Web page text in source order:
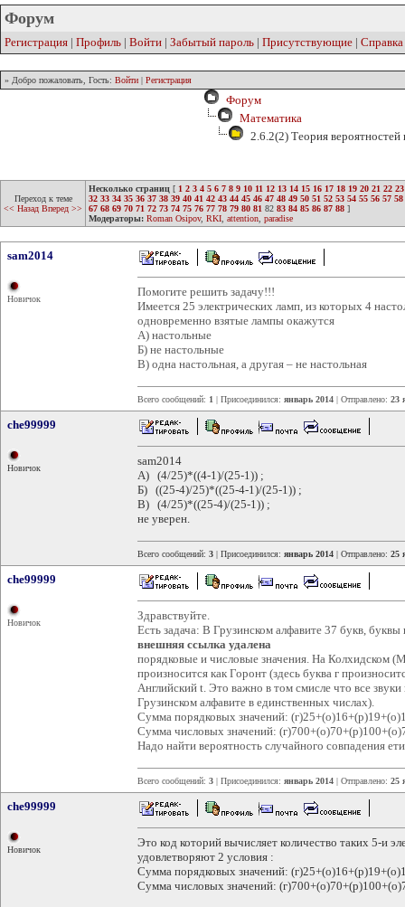
Форум
Регистрация | Профиль | Войти | Забытый пароль | Присутствующие | Справка
» Добро пожаловать, Гость: Войти | Регистрация
Форум
Математика
2.6.2(2) Теория вероятностей
Переход к теме
<< Назад Вперед >>
Несколько страниц [ 1 2 3 4 5 6 7 8 9 10 11 12 13 14 15 16 17 18 19 20 21 22 23
32 33 34 35 36 37 38 39 40 41 42 43 44 45 46 47 48 49 50 51 52 53 54 55 56 57 58
67 68 69 70 71 72 73 74 75 76 77 78 79 80 81 82 83 84 85 86 87 88 ]
Модераторы: Roman Osipov, RKI attention paradise
sam2014
Новичок
Помогите решить задачу!!!
Имеется 25 электрических ламп, из которых 4
одновременно взятые лампы окажутся
А) настольные
Б) не настольные
В) одна настольная, а другая – не настольная
Всего сообщений: 1 | Присоединился: январь 2014 | Отправлено: 23
che99999
Новичок
sam2014
А) (4/25)*((4-1)/(25-1)) ;
Б) ((25-4)/25)*((25-4-1)/(25-1)) ;
В) (4/25)*((25-4)/(25-1)) ;
не уверен.
Всего сообщений: 3 | Присоединился: январь 2014 | Отправлено: 25
che99999
Новичок
Здравствуйте.
Есть задача: В Грузинском алфавите 37 букв,
внешняя ссылка удалена
порядковые и числовые значения. На Колхидском
произносится как Горонт (здесь буква г
Английский t. Это важно в том смисле что все
Грузинском алфавите в единственных числах).
Сумма порядковых значений:
Сумма числовых значений:
Надо найти вероятность случайного совпадения
Всего сообщений: 3 | Присоединился: январь 2014 | Отправлено: 25
che99999
Новичок
Это код которий вычисляет количество таких 5-и
удовлетворяют 2 условия :
Сумма порядковых значений:
Сумма числовых значений: